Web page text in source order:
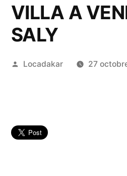
VILLA A
SALY
Publié
Locadakar 27